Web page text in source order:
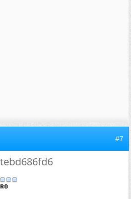
#7